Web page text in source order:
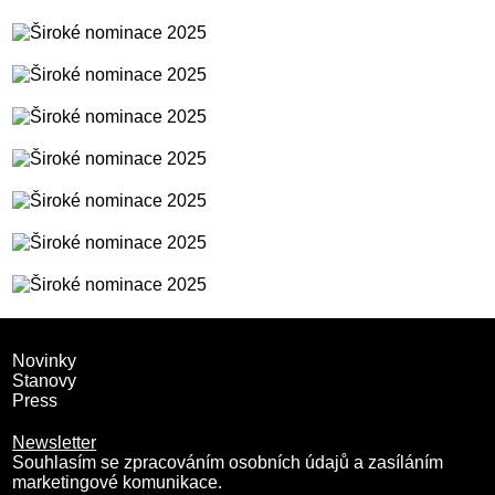
Novinky
Stanovy
Press
Newsletter
Souhlasím se zpracováním osobních údajů a zasíláním
marketingové komunikace.